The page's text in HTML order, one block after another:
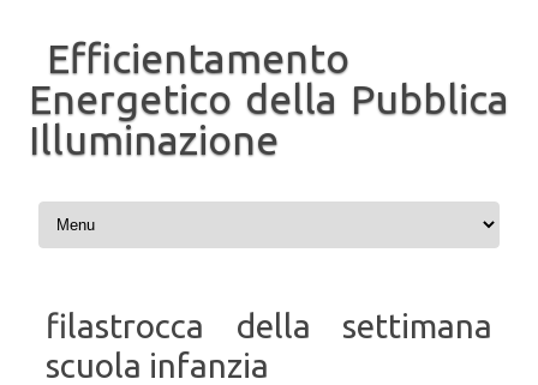
Efficientamento
Energetico della Pubblica
Illuminazione
Vai al contenuto
filastrocca della settimana
scuola infanzia